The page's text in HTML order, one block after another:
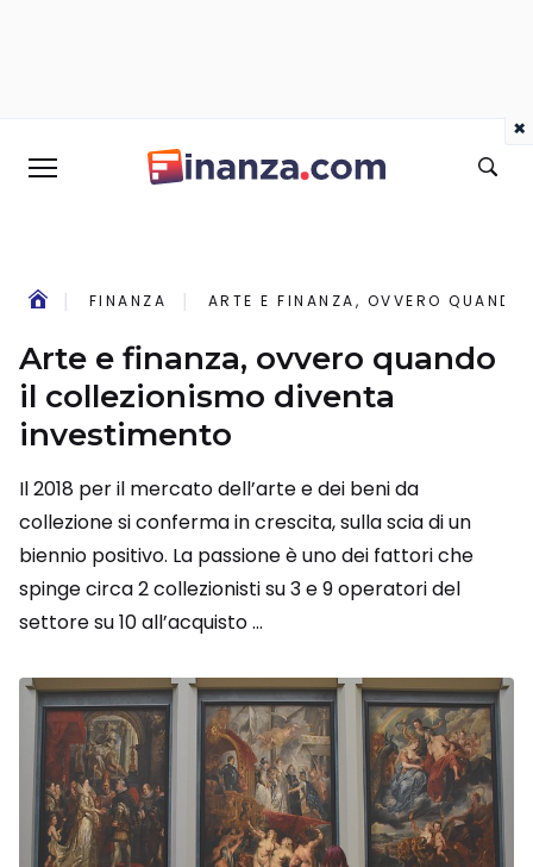
FINANZA ARTE E FINANZA, OVVERO
Arte e finanza, ovvero quando
il collezionismo diventa
investimento
Il 2018 per il mercato dell’arte e dei beni da
collezione si conferma in crescita, sulla scia di un
biennio positivo. La passione è uno dei fattori che
spinge circa 2 collezionisti su 3 e 9 operatori del
settore su 10 all’acquisto ...
×